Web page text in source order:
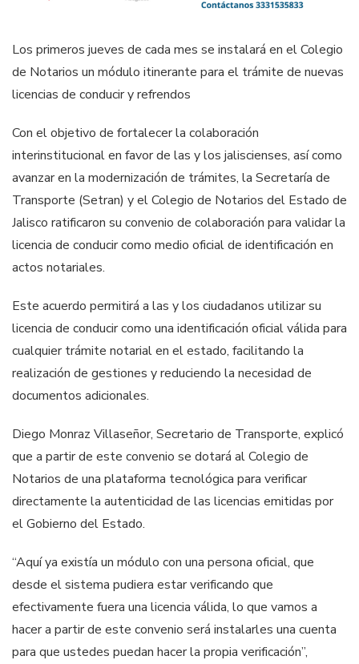
Los primeros jueves de cada mes se instalará en el Colegio
de Notarios un módulo itinerante para el trámite de nuevas
licencias de conducir y refrendos
Con el objetivo de fortalecer la colaboración
interinstitucional en favor de las y los jaliscienses, así como
avanzar en la modernización de trámites, la Secretaría de
Transporte (Setran) y el Colegio de Notarios del Estado de
Jalisco ratificaron su convenio de colaboración para validar la
licencia de conducir como medio oficial de identificación en
actos notariales.
Este acuerdo permitirá a las y los ciudadanos utilizar su
licencia de conducir como una identificación oficial válida para
cualquier trámite notarial en el estado, facilitando la
realización de gestiones y reduciendo la necesidad de
documentos adicionales.
Diego Monraz Villaseñor, Secretario de Transporte, explicó
que a partir de este convenio se dotará al Colegio de
Notarios de una plataforma tecnológica para verificar
directamente la autenticidad de las licencias emitidas por
el Gobierno del Estado.
“Aquí ya existía un módulo con una persona oficial, que
desde el sistema pudiera estar verificando que
efectivamente fuera una licencia válida, lo que vamos a
hacer a partir de este convenio será instalarles una cuenta
para que ustedes puedan hacer la propia verificación”,